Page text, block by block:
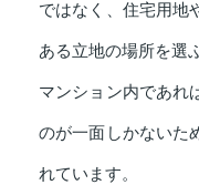
ではなく、住宅用地
ある立地の場所を選
マンション内であれ
のが一面しかないた
れています。